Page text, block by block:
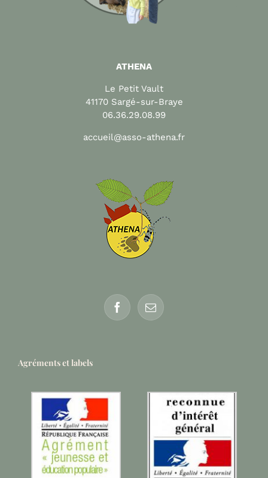
ATHENA
Le Petit Vault
41170 Sargé-sur-Braye
06.36.29.08.99
accueil@asso-athena.fr
Agréments et labels